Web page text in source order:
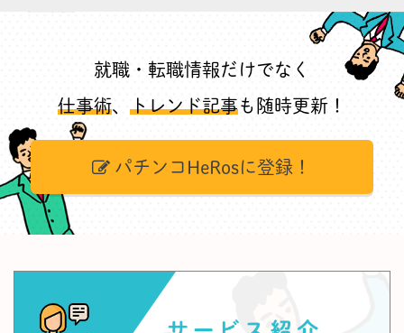
就職・転職情報だけでなく
仕事術、 トレンド記事も随時更新！
パチンコHeRosに登録！